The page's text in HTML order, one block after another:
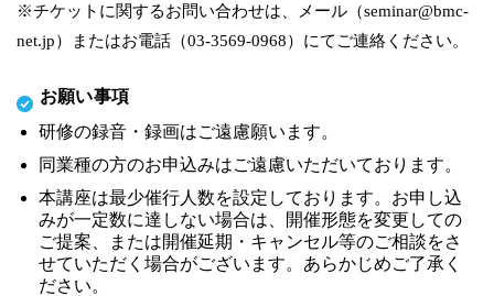
※チケットに関するお問い合わせは、メール（seminar@bmc-
net.jp）またはお電話（03-3569-0968）にてご連絡ください。
お願い事項
研修の録音・録画はご遠慮願います。
同業種の方のお申込みはご遠慮いただいております。
本講座は最少催行人数を設定しております。お申し込
みが一定数に達しない場合は、開催形態を変更しての
ご提案、または開催延期・キャンセル等のご相談をさ
せていただく場合がございます。あらかじめご了承く
ださい。